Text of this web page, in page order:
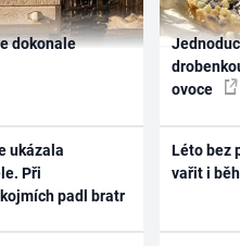
dokonale
ukázala
Při
padl bratr
ovoce
Léto bez
vařit i